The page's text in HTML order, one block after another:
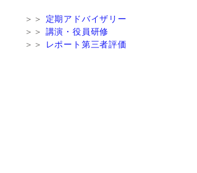
＞＞ 定期アドバイザリー
＞＞ 講演・役員研修
＞＞ レポート第三者評価